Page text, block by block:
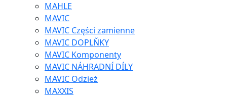
MAHLE
MAVIC
MAVIC Części zamienne
MAVIC DOPLŇKY
MAVIC Komponenty
MAVIC NÁHRADNÍ DÍLY
MAVIC Odzież
MAXXIS